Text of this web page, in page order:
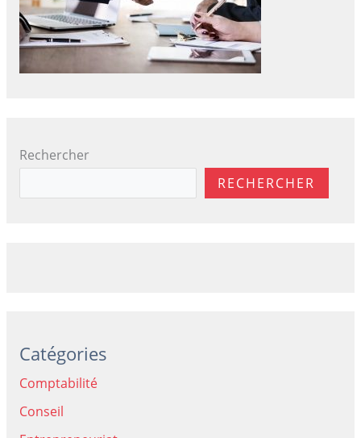
Rechercher
RECHERCHER
Catégories
Comptabilité
Conseil